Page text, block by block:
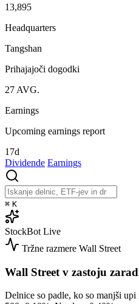
13,895
Headquarters
Tangshan
Prihajajoči dogodki
27 AVG.
Earnings
Upcoming earnings report
17d
Dividende Earnings
⌘ K
StockBot Live
Tržne razmere Wall Street
Wall Street v zastoju
Delnice so padle, ko so manjši